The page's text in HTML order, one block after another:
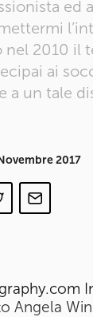
ed
nel 2010 il
ai
a un tale
2017
Angela